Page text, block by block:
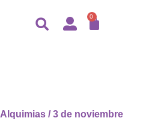
0
Alquimias /3 de noviembre